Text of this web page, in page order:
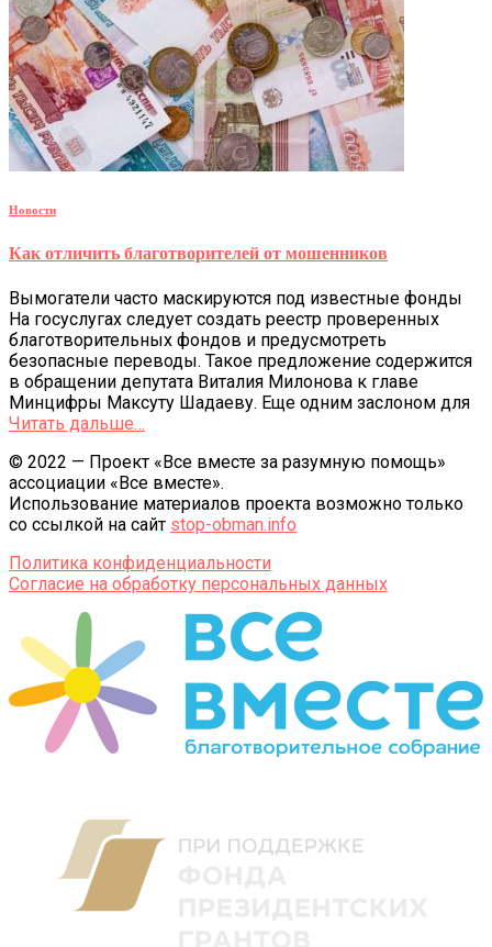
Новости
Как отличить благотворителей от мошенников
Вымогатели часто маскируются под известные фонды
На госуслугах следует создать реестр проверенных
благотворительных фондов и предусмотреть
безопасные переводы. Такое предложение содержится
в обращении депутата Виталия Милонова к главе
Минцифры Максуту Шадаеву. Еще одним заслоном для
Читать дальше…
© 2022 — Проект «Все вместе за разумную помощь»
ассоциации «Все вместе».
Использование материалов проекта возможно только
со ссылкой на сайт stop-obman.info
Политика конфиденциальности
Согласие на обработку персональных данных